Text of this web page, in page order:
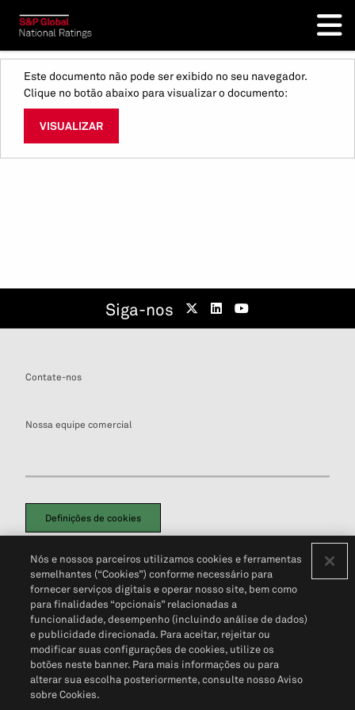
Este documento não pode ser exibido no seu navegador.
Clique no botão abaixo para visualizar o documento:
VISUALIZAR
Siga-nos
Contate-nos
Nossa equipe comercial
Definições de cookies
Política de PrivacidadePortal de privacidade do cliente (em inglês)
Não Venda Minhas Informações Pessoais© 2026 S&P Global
Nós e nossos parceiros utilizamos cookies e ferramentas
semelhantes (“Cookies”) conforme necessário para
fornecer serviços digitais e operar nosso site, bem como
para finalidades “opcionais” relacionadas a
funcionalidade, desempenho (incluindo análise de dados)
e publicidade direcionada. Para aceitar, rejeitar ou
modificar suas configurações de cookies, utilize os
botões neste banner. Para mais informações ou para
alterar sua escolha posteriormente, consulte nosso Aviso
sobre Cookies.